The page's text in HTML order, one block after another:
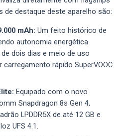
de destaque deste aparelho são:
mAh: Um feito histórico de
autonomia energética
dois dias e meio de uso
rápido SuperVOOC
Equipado com o novo
Snapdragon 8s Gen 4,
LPDDR5X de até 12 GB e
UFS 4.1.